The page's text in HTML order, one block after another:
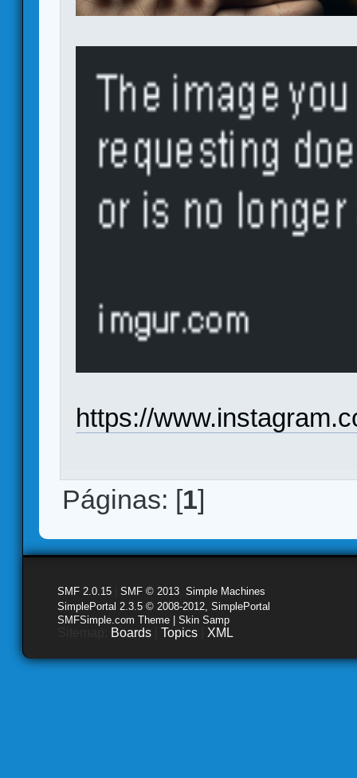
https://
Páginas: [1]
SMF 2.0.15 SMF © 2013 Simple Machines
SimplePortal 2.3.5 © 2008-2012, SimplePortal
SMFSimple.com Theme | Skin Samp
Boards Topics XML